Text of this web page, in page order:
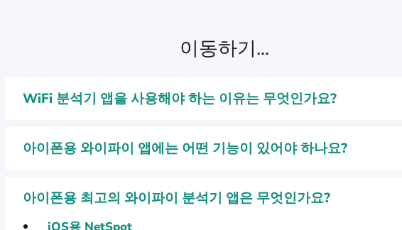
이동하기...
WiFi 분석기 앱을 사용해야 하는 이유는 무엇인가요?
아이폰용 와이파이 앱에는 어떤 기능이 있어야 하나요?
아이폰용 최고의 와이파이 분석기 앱은 무엇인가요?